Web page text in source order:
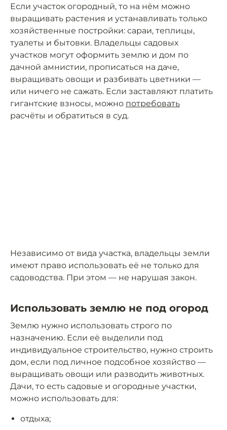
Если участок огородный, то на нём можно
выращивать растения и устанавливать только
хозяйственные постройки: сараи, теплицы,
туалеты и бытовки. Владельцы садовых
участков могут оформить землю и дом по
дачной амнистии, прописаться на даче,
выращивать овощи и разбивать цветники —
или ничего не сажать. Если заставляют платить
гигантские взносы, можно потребовать
расчёты и обратиться в суд.
Независимо от вида участка, владельцы земли
имеют право использовать её не только для
садоводства. При этом — не нарушая закон.
Использовать землю не под огород
Землю нужно использовать строго по
назначению. Если её выделили под
индивидуальное строительство, нужно строить
дом, если под личное подсобное хозяйство —
выращивать овощи или разводить животных.
Дачи, то есть садовые и огородные участки,
можно использовать для:
отдыха;